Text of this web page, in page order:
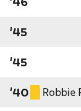
'46
'45
'45
'40 Robbie